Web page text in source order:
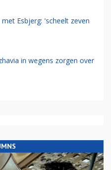
Esbjerg: 'scheelt zeven
in wegens zorgen over